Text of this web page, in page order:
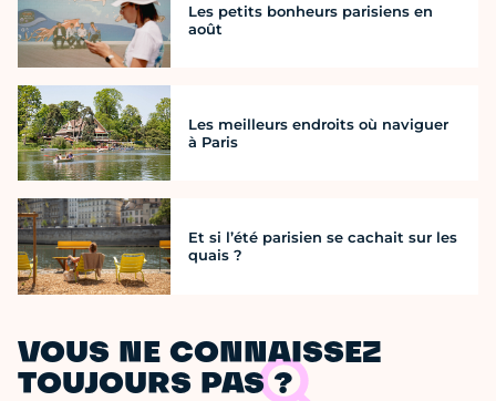
Les petits bonheurs parisiens en
août
Les meilleurs endroits où naviguer
à Paris
Et si l’été parisien se cachait sur les
quais ?
VOUS NE CONNAISSEZ
TOUJOURS PAS ?